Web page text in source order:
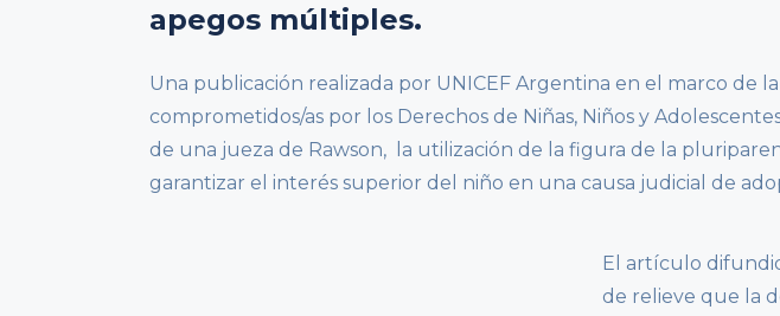
apegos múltiples.
Una publicación realizada por UNICEF Argentina en el marco de
comprometidos/as por los Derechos de Niñas, Niños y
de una jueza de Rawson, la utilización de la figura de la
garantizar el interés superior del niño en una causa judicial de
El artículo
de relieve que la